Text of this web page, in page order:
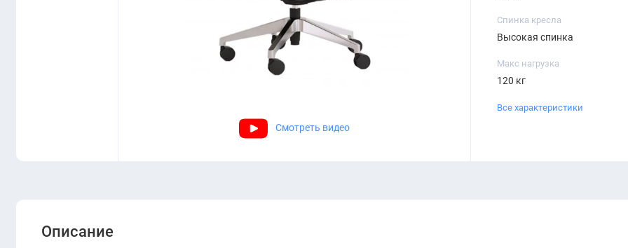
Смотреть видео
Спинка кресла
Высокая спинка
Макс нагрузка
120 кг
Все характеристики
Описание